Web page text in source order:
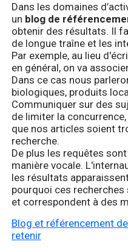
Dans les domaines
un blog de
obtenir des résultats. Il
de longue traîne et les
Par exemple, au lieu
en général, on va
Dans ce cas nous
biologiques, produits
Communiquer sur des
de limiter la
que nos articles soient
recherche.
De plus les requêtes
manière vocale.
les résultats
pourquoi ces
et correspondent à des
Blog et référencement
retenir